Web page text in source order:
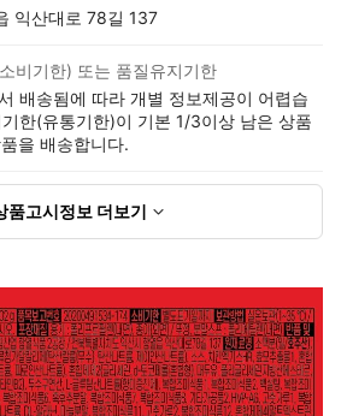
익산대로 78길 137
비기한) 또는 품질유지기한
배송됨에 따라 개별 정보제공이 어렵습
한(유통기한)이 기본 1/3이상 남은 상품
을 배송합니다.
품고시정보 더보기